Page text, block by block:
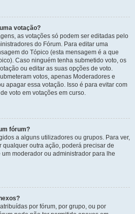
votação?
as votações só podem ser editadas pelo
do Fórum. Para editar uma
do Tópico (esta mensagem é a que
Caso ninguém tenha submetido voto, os
ou editar as suas opções de voto.
votos, apenas Moderadores e
apagar essa votação. Isso é para evitar com
voto em votações em curso.
fórum?
a alguns utilizadores ou grupos. Para ver,
qualquer outra ação, poderá precisar de
moderador ou administrador para lhe
por fórum, por grupo, ou por